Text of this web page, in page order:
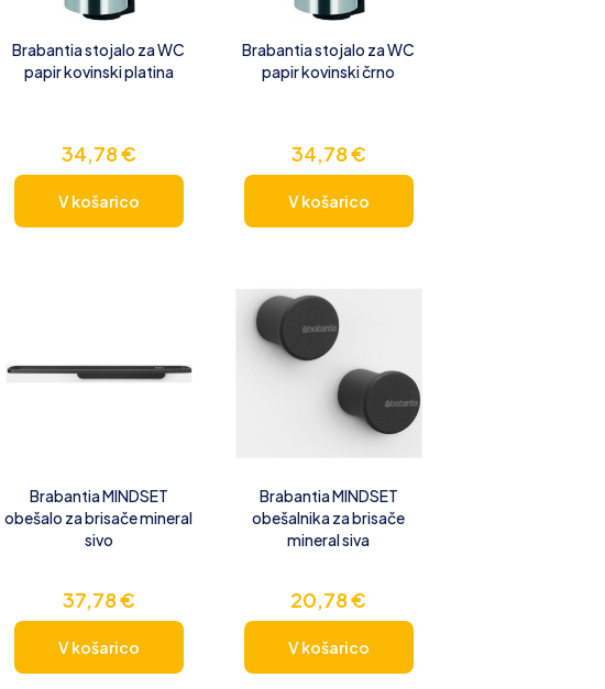
Brabantia stojalo za WC
papir kovinski platina
34,78€
V košarico
Brabantia stojalo za WC
papir kovinski črno
34,78€
V košarico
Brabantia MINDSET
obešalo za brisače mineral
sivo
37,78€
V košarico
Brabantia MINDSET
obešalnika za brisače
mineral siva
20,78€
V košarico